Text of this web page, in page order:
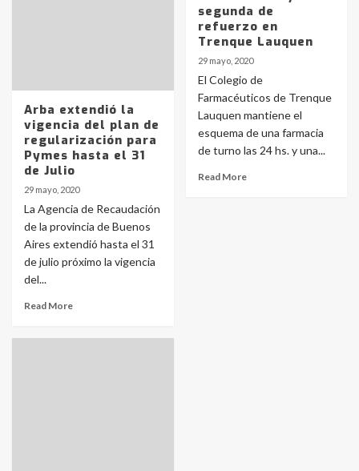
Arba extendió la
vigencia del plan de
regularización para
Pymes hasta el 31
de Julio
29 mayo, 2020
La Agencia de Recaudación
de la provincia de Buenos
Aires extendió hasta el 31
de julio próximo la vigencia
del...
Read More
segunda de
refuerzo en
Trenque Lauquen
29 mayo, 2020
El Colegio de
Farmacéuticos de Trenque
Lauquen mantiene el
esquema de una farmacia
de turno las 24 hs. y una...
Read More